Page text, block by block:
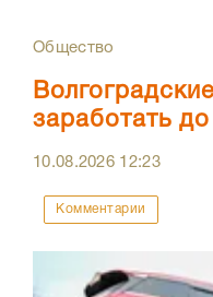
Общество
заработать
10.08.2026 12:23
Комментарии